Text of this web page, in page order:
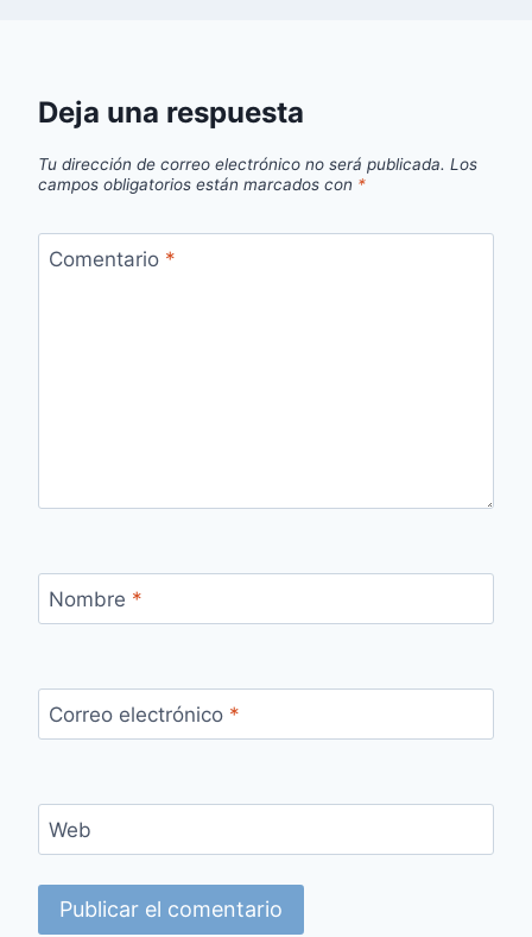
Deja una respuesta
Tu dirección de correo electrónico no será publicada. Los
campos obligatorios están marcados con *
Comentario *
Nombre *
Correo electrónico *
Web